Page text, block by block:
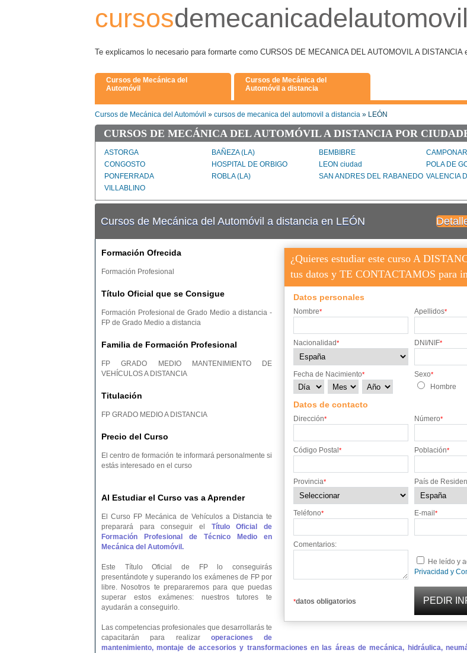
cursosdemecanicadelautomovil
Te explicamos lo necesario para formarte como CURSOS DE MECANICA DEL AUTOMOVIL A DISTANCIA
Cursos de Mecánica del
Automóvil
Cursos de Mecánica del
Automóvil a distancia
Cursos de Mecánica del Automóvil » cursos de mecanica del automovil a distancia » LEÓN
CURSOS DE MECÁNICA DEL AUTOMÓVIL A DISTANCIA POR
ASTORGA BAÑEZA (LA) BEMBIBRE
CONGOSTO
HOSPITAL DE ORBIGO LEON ciudad
POLA DE
PONFERRADA
ROBLA (LA) SAN ANDRES DEL RABANEDO VALENCIA
VILLABLINO
Cursos de Mecánica del Automóvil a distancia en LEÓN
¿Quieres estudiar este curso A
tus datos y TE CONTACTAMOS para
Datos personales
Nombre* Apellidos*
Nacionalidad* DNI/NIF*
Fecha de Nacimiento* Sexo*
Hombre
Datos de contacto
Dirección* Número*
Código Postal * Población*
Provincia* País de
Teléfono* E-mail *
Comentarios:
He leído y
Privacidad y
*datos obligatorios
Formación Ofrecida
Formación Profesional
Título Oficial que se Consigue
Formación Profesional de Grado Medio a distancia -
FP de Grado Medio a distancia
Familia de Formación Profesional
FP GRADO MEDIO MANTENIMIENTO DE
VEHÍCULOS A DISTANCIA
Titulación
FP GRADO MEDIO A DISTANCIA
Precio del Curso
El centro de formación te informará personalmente si
estás interesado en el curso
Al Estudiar el Curso vas a Aprender
El Curso FP Mecánica de Vehículos a Distancia te
preparará para conseguir el Título Oficial de
Formación Profesional de Técnico Medio en
Mecánica del Automóvil.
Este Título Oficial de FP lo conseguirás
presentándote y superando los exámenes de FP por
libre. Nosotros te prepararemos para que puedas
superar estos exámenes: nuestros tutores te
ayudarán a conseguirlo.
Las competencias profesionales que desarrollarás te
capacitarán para realizar operaciones de
mantenimiento, montaje de accesorios y transformaciones en las áreas de mecánica, hidráulica,